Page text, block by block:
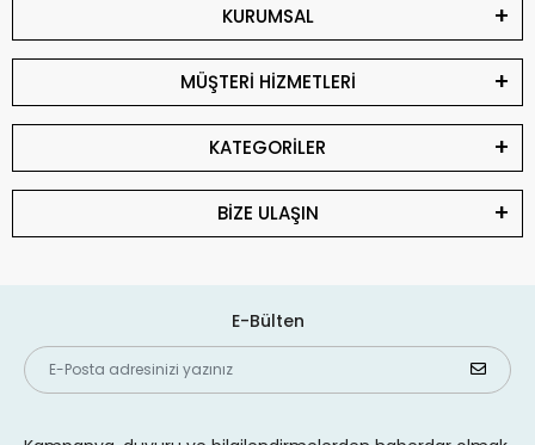
KURUMSAL
MÜŞTERİ HİZMETLERİ
KATEGORİLER
BİZE ULAŞIN
E-Bülten